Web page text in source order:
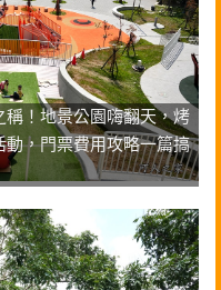
！地景公園嗨翻天，烤
動，門票費用攻略一篇搞